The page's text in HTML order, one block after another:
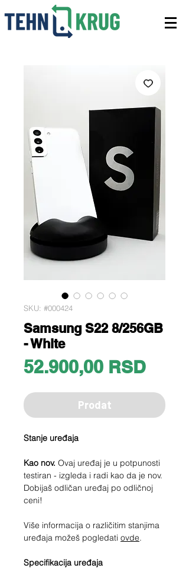
SKU: #000424
Samsung S22 8/256GB
- White
52.900,00 RSDPrice
Prodat
Stanje uređaja
Kao nov. Ovaj uređaj je u potpunosti
testiran - izgleda i radi kao da je nov.
Dobijaš odličan uređaj po odličnoj
ceni!
Više informacija o različitim stanjima
uređaja možeš pogledati ovde.
Specifikacija uređaja